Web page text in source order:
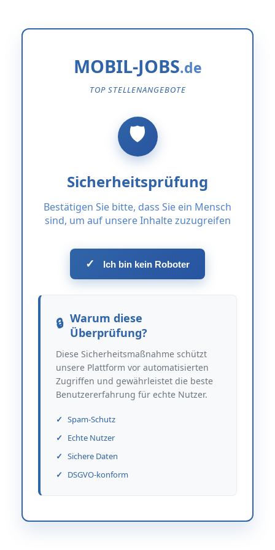
MOBIL-JOBS
TOP STELLENANGEBOTE
Sicherheitsprüfung
Bestätigen Sie bitte, dass Sie ein Mensch
sind, um auf unsere Inhalte zuzugreifen
✓ Ich bin kein Roboter
Warum diese
Überprüfung?
Diese Sicherheitsmaßnahme schützt
unsere Plattform vor automatisierten
Zugriffen und gewährleistet die beste
Benutzererfahrung für echte Nutzer.
Spam-Schutz
Echte Nutzer
Sichere Daten
DSGVO-konform